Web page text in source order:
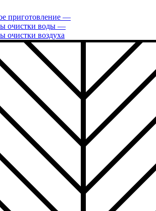
приготовление —
очистки воды —
очистки воздуха